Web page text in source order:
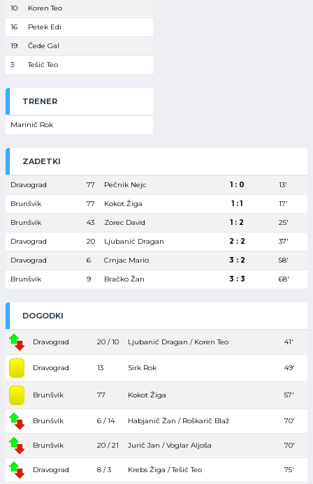
10 Koren Teo
16 Petek Edi
19 Čede Gal
3 Tešić Teo
TRENER
Marinič Rok
ZADETKI
Dravograd 77 Pečnik Nejc 1 : 0 13′
Brunšvik 77 Kokot Žiga 1 : 1 17′
Brunšvik 43 Zorec David 1 : 2 25′
Dravograd 20 Ljubanić Dragan 2 : 2 37′
Dravograd 6 Crnjac Mario 3 : 2 58′
Brunšvik 9 Bračko Žan 3 : 3 68′
DOGODKI
Dravograd 20 / 10 Ljubanić Dragan / Koren Teo 41′
Dravograd 13 Sirk Rok 49′
Brunšvik 77 Kokot Žiga 57′
Brunšvik 6 / 14 Habjanič Žan / Roškarič Blaž 70′
Brunšvik 20 / 21 Jurič Jan / Voglar Aljoša 70′
Dravograd 8 / 3 Krebs Žiga / Tešić Teo 75′